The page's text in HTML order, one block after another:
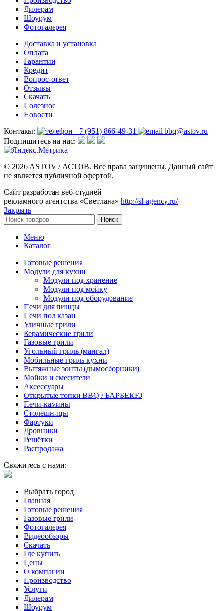
Дилерам
Шоурум
Фотогалерея
Доставка и установка
Оплата
Гарантии
Кредит
Вопрос-ответ
Отзывы
Скачать
Полезное
Новости
Контакы:
+7 (951) 866-49-31
bbq@astov.ru
Подпишитесь на нас:
© 2026 ASTOV / АСТОВ. Все права защищены. Данный сайт
не является публичной офертой.
Сайт разработан веб-студией
рекламного агентства «Светлана» http://sl-agency.ru/
Закрыть
Поиск
Меню
Каталог
Готовые решения
Модули для кухни
Модули под хранение
Модули под мойку
Модули под оборудование
Печи для пиццы
Печи под казан
Уличные грили
Керамические грили
Газовые грили
Угольный гриль (мангал)
Мобильные гриль кухни
Вытяжные зонты (дымосборники)
Мойки и смесители
Аксессуары
Открытые топки BBQ / БАРБЕКЮ
Печи-камины
Столешницы
Фартуки
Дровники
Решётки
Распродажа
Свяжитесь с нами:
Выбрать город
Главная
Готовые решения
Газовые грили
Фотогалерея
Видеообзоры
Скачать
Где купить
Цены
О компании
Производство
Услуги
Дилерам
Шоурум